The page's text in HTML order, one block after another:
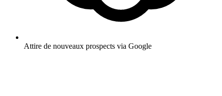
Attire de nouveaux prospects via Google